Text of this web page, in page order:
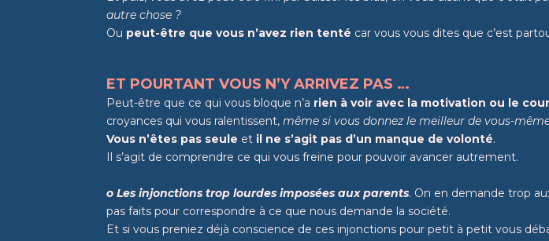
autre chose ?
Ou peut-être que vous n’avez rien tenté car vous vous dites que c’est
ET POURTANT VOUS N’Y ARRIVEZ PAS …
Peut-être que ce qui vous bloque n’a rien à voir avec la motivation ou le
croyances qui vous ralentissent, même si vous donnez le meilleur de vous-
Vous n’êtes pas seule et il ne s’agit pas d’un manque de volonté.
Il s’agit de comprendre ce qui vous freine pour pouvoir avancer autrement.
o Les injonctions trop lourdes imposées aux parents. On en demande trop
pas faits pour correspondre à ce que nous demande la société.
Et si vous preniez déjà conscience de ces injonctions pour petit à petit vous